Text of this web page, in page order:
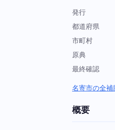
発行
都道府県
市町村
原典
最終確認
名寄市の全
概要